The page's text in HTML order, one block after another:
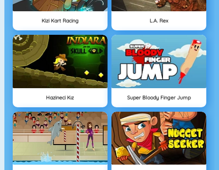
Kizi Kart Racing L.A. Rex
Hazineci Kız Super Bloody Finger Jump